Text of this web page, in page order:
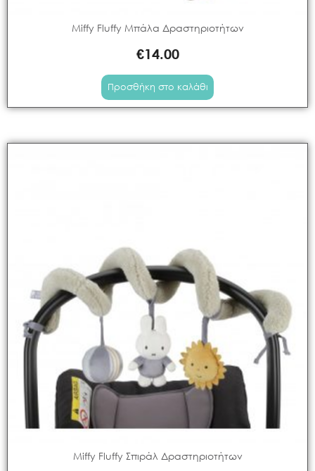
Miffy Fluffy Μπάλα Δραστηριοτήτων
€14.00
Προσθήκη στο καλάθι
Miffy Fluffy Σπιράλ Δραστηριοτήτων